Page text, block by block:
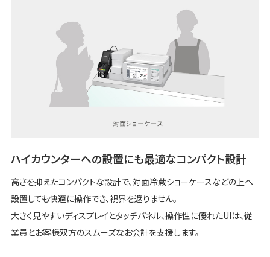
ハイカウンターへの設置にも最適なコンパクト設計
高さを抑えたコンパクトな設計で、対面冷蔵ショーケースなどの上へ
設置しても快適に操作でき、視界を遮りません。
大きく見やすいディスプレイとタッチパネル、操作性に優れたUIは、従
業員とお客様双方のスムーズなお会計を支援します。